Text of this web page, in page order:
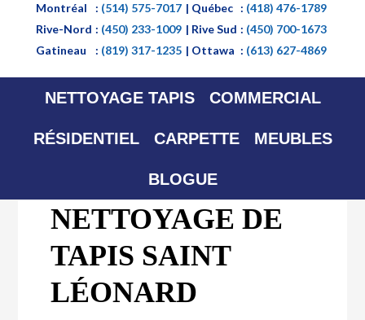
Montréal : (514) 575-7017 | Québec : (418) 476-1789
Rive-Nord : (450) 233-1009 | Rive Sud : (450) 700-1673
Gatineau
: (819) 317-1235 | Ottawa : (613) 627-4869
NETTOYAGE TAPIS COMMERCIAL
RÉSIDENTIEL CARPETTE MEUBLES
BLOGUE
NETTOYAGE DE
TAPIS SAINT
LÉONARD